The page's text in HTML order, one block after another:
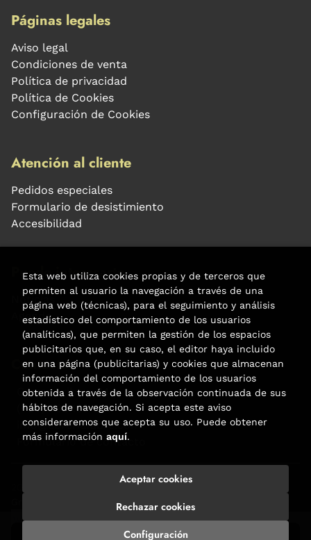
Páginas legales
Aviso legal
Condiciones de venta
Política de privacidad
Política de Cookies
Configuración de Cookies
Atención al cliente
Pedidos especiales
Formulario de desistimiento
Accesibilidad
Puede interesarte
Noticias
Agenda
Contacto
Carrer Aribau, 84
(+34) 932 160 225
info@libreriafabre.com
Formulario de contacto
. Todos los Derechos Reservados |
Esta web utiliza cookies propias y de terceros que
permiten al usuario la navegación a través de una
página web (técnicas), para el seguimiento y análisis
estadístico del comportamiento de los usuarios
(analíticas), que permiten la gestión de los espacios
publicitarios que, en su caso, el editor haya incluido
en una página (publicitarias) y cookies que almacenan
información del comportamiento de los usuarios
obtenida a través de la observación continuada de sus
hábitos de navegación. Si acepta este aviso
consideraremos que acepta su uso. Puede obtener
más información aquí.
Configuración
Rechazar cookies
Aceptar cookies